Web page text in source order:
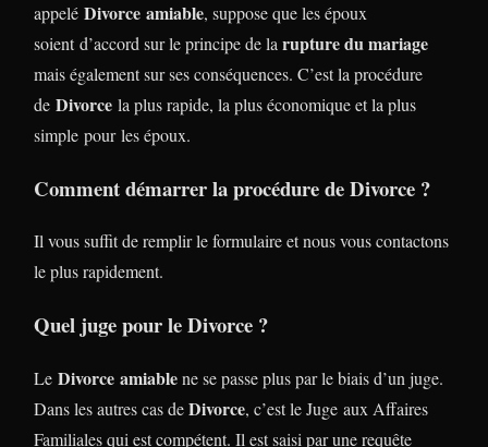
appelé Divorce amiable, suppose que les époux
soient d’accord sur le principe de la rupture du mariage
mais également sur ses conséquences. C’est la procédure
de Divorce la plus rapide, la plus économique et la plus
simple pour les époux.
Comment démarrer la procédure de Divorce ?
Il vous suffit de remplir le formulaire et nous vous contactons
le plus rapidement.
Quel juge pour le Divorce ?
Le Divorce amiablene se passe plus par le biais d’un juge.
Dans les autres cas deDivorce, c’est le Juge aux Affaires
Familiales qui est compétent. Il est saisi par une requête